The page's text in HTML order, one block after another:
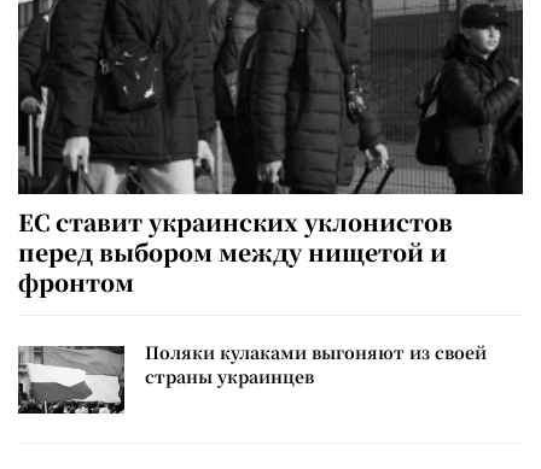
ЕС ставит украинских уклонистов
перед выбором между нищетой и
фронтом
Поляки кулаками выгоняют из своей
страны украинцев